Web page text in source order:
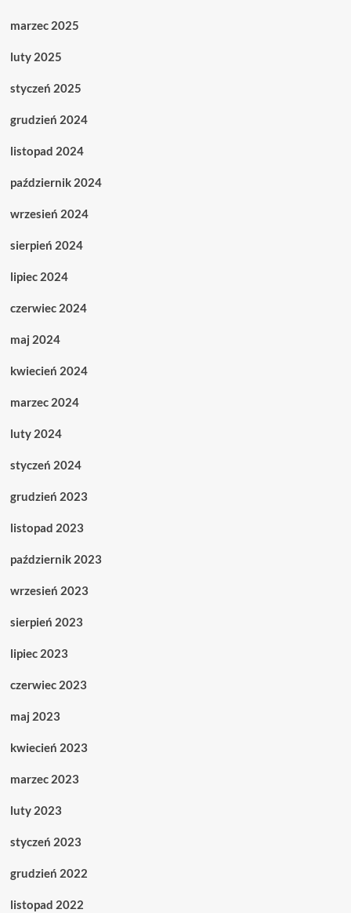
marzec 2025
luty 2025
styczeń 2025
grudzień 2024
listopad 2024
październik 2024
wrzesień 2024
sierpień 2024
lipiec 2024
czerwiec 2024
maj 2024
kwiecień 2024
marzec 2024
luty 2024
styczeń 2024
grudzień 2023
listopad 2023
październik 2023
wrzesień 2023
sierpień 2023
lipiec 2023
czerwiec 2023
maj 2023
kwiecień 2023
marzec 2023
luty 2023
styczeń 2023
grudzień 2022
listopad 2022